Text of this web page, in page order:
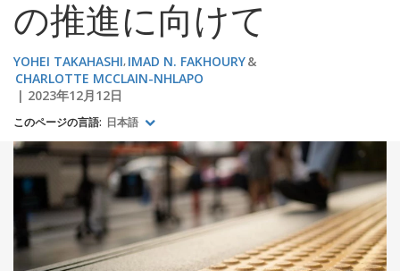
の推進に向けて
YOHEI TAKAHASHI IMAD N. FAKHOURY
CHARLOTTE MCCLAIN-NHLAPO
2023年12月12日
このページの言語: 日本語